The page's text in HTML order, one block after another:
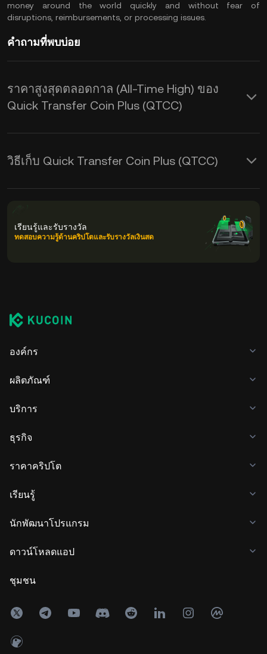
money around the world quickly and without fear of
disruptions, reimbursements, or processing issues.
คำถามที่พบบ่อย
ราคาสูงสุดตลอดกาล (All-Time High) ของ
Quick Transfer Coin Plus (QTCC)
วิธีเก็บ Quick Transfer Coin Plus (QTCC)
เรียนรู้และรับรางวัล
ทดสอบความรู้ด้านคริปโตและรับรางวัลเงินสด
องค์กร
ผลิตภัณฑ์
บริการ
ธุรกิจ
ราคาคริปโต
เรียนรู้
นักพัฒนาโปรแกรม
ดาวน์โหลดแอป
ชุมชน